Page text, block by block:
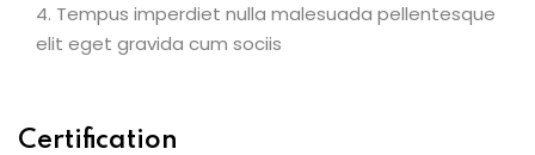
Tempus imperdiet nulla malesuada pellentesque
elit eget gravida cum sociis
Certification